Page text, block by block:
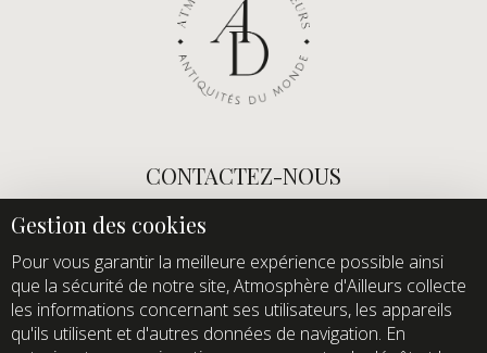
CONTACTEZ-NOUS
info@atmospheredailleurs.com
Tel :
+33 (0)1 60 12 68 26
Domaine de Quincampoix
Route de Roussigny
91470 Les Molières
Pour vous garantir la meilleure expérience possible ainsi
que la sécurité de notre site, Atmosphère d'Ailleurs collecte
les informations concernant ses utilisateurs, les appareils
qu'ils utilisent et d'autres données de navigation. En